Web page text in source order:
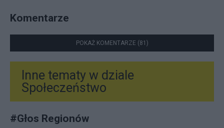
Komentarze
POKAŻ KOMENTARZE (81)
Inne tematy w dziale
Społeczeństwo
#Głos Regionów